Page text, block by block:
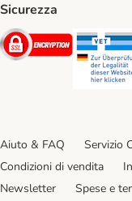
Sicurezza
Security
Aiuto & FAQ Servizio
Condizioni di vendita
Newsletter
Spese e